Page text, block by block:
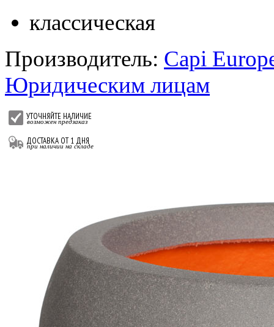
классическая
Производитель: Capi
Юридическим лицам
УТОЧНЯЙТЕ НАЛИЧИЕ
возможен предзаказ
ДОСТАВКА ОТ 1 ДНЯ
при наличии на складе